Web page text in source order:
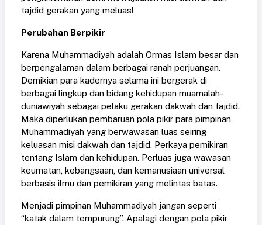
tajdid gerakan yang meluas!
Perubahan Berpikir
Karena Muhammadiyah adalah Ormas Islam besar dan
berpengalaman dalam berbagai ranah perjuangan.
Demikian para kadernya selama ini bergerak di
berbagai lingkup dan bidang kehidupan muamalah-
duniawiyah sebagai pelaku gerakan dakwah dan tajdid.
Maka diperlukan pembaruan pola pikir para pimpinan
Muhammadiyah yang berwawasan luas seiring
keluasan misi dakwah dan tajdid. Perkaya pemikiran
tentang Islam dan kehidupan. Perluas juga wawasan
keumatan, kebangsaan, dan kemanusiaan universal
berbasis ilmu dan pemikiran yang melintas batas.
Menjadi pimpinan Muhammadiyah jangan seperti
“katak dalam tempurung”. Apalagi dengan pola pikir